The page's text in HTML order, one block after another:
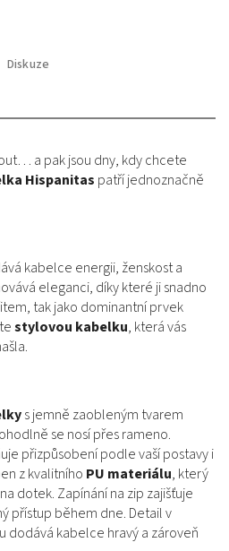
Diskuze
a pak jsou dny, kdy chcete
Hispanitas patří jednoznačně
kabelce energii, ženskost a
eleganci, díky které ji snadno
tak jako dominantní prvek
stylovou kabelku, která vás
s jemně zaobleným tvarem
se nosí přes rameno.
přizpůsobení podle vaší postavy i
z kvalitního PU materiálu, který
dotek. Zapínání na zip zajišťuje
přístup během dne. Detail v
dodává kabelce hravý a zároveň